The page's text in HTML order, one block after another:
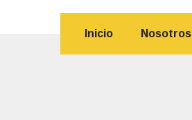
Inicio Nosotros